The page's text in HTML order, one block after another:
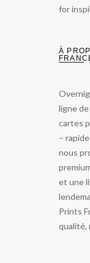
for
À
ligne
cartes
–
nous
et une
Prints
qualité,